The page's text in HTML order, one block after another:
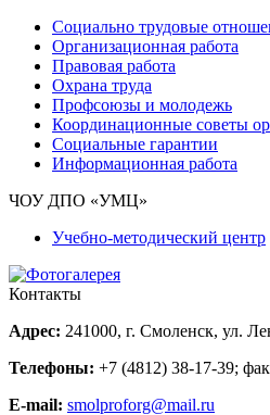
Социально трудовые
Организационная работа
Правовая работа
Охрана труда
Профсоюзы и молодежь
Координационные советы
Социальные гарантии
Информационная работа
ЧОУ ДПО «УМЦ»
Учебно-методический центр
Контакты
Адрес: 241000, г. Смоленск, ул.
Телефоны: +7 (4812) 38-17-39;
E-mail: smolproforg@mail.ru